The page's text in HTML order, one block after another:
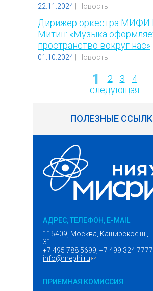
22.11.2024 Новость
Дирижер оркестра МИФИ
Митин: «Музыка
пространство вокруг нас»
01.10.2024 Новость
Страницы
1 2 3
4
следующая
ПОЛЕЗНЫЕ
АДРЕС, ТЕЛЕФОН, E-MAIL
115409, Москва, Каширское ш.,
31
+7 495 788 5699, +7 499 324 7777
info@mephi.ru(ссылка для
ПРИЕМНАЯ КОМИССИЯ